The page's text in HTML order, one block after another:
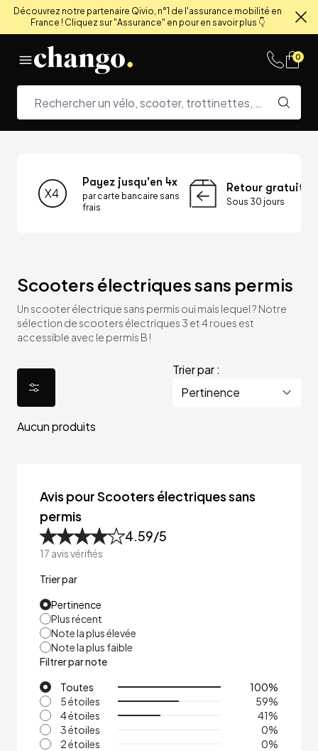
Découvrez notre partenaire Qivio, n°1 de l'assurance mobilité en
France ! Cliquez sur "Assurance" en pour en savoir plus 👇
0
Payez jusqu'en 4x
par carte bancaire sans
frais
Retour gratuit
Sous 30 jours
Scooters électriques sans permis
Un scooter électrique sans permis oui mais lequel ? Notre
sélection de scooters électriques 3 et 4 roues est
accessible avec le permis B !
Trier par :
Aucun produits
Avis pour Scooters électriques sans
permis
4.59/5
17 avis vérifiés
Trier par
Pertinence
Plus récent
Note la plus élevée
Note la plus faible
Filtrer par note
Toutes
100%
5 étoiles
59%
4 étoiles
41%
3 étoiles
0%
2 étoiles
0%